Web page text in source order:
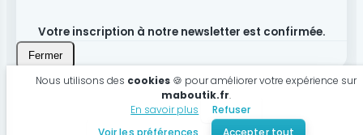
Votre inscription à notre newsletter est confirmée.
Fermer
Produit bien ajouté à votre panier
Nous utilisons des cookies 🍪 pour améliorer votre expérience sur
maboutik.fr.
En savoir plus
Refuser
Voir les préférences
Accepter tout